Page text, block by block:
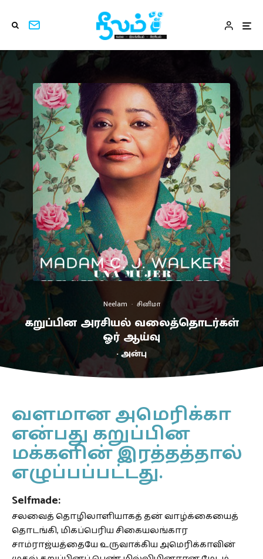
Neelam · சினிமா
கறுப்பின அரசியல் வலைத்தொடர்கள்
ஓர் ஆய்வு
- அன்பு
வளமான அமெரிக்கா
என்பது கறுப்பின
மக்களின் இரத்தத்தால்
எழுப்பப்பட்டது.
Selfmade:
சலவைத் தொழிலாளியாகத் தன் வாழ்க்கையைத்
தொடங்கி, மிகப்பெரிய சிகையலங்கார
சாம்ராஜ்யத்தையே உருவாக்கிய அமெரிக்காவின்